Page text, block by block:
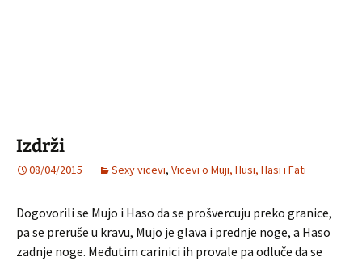
Izdrži
08/04/2015 Sexy vicevi, Vicevi o Muji, Husi, Hasi i Fati
Dogovorili se Mujo i Haso da se prošvercuju preko granice,
pa se preruše u kravu, Mujo je glava i prednje noge, a Haso
zadnje noge. Međutim carinici ih provale pa odluče da se